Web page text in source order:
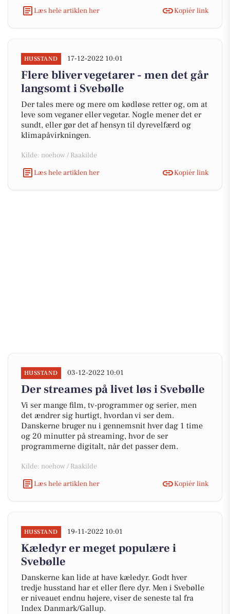
Læs hele artiklen her
Kopiér link
HUSSTAND 17-12-2022 10:01
Flere bliver vegetarer - men det går
langsomt i Svebølle
Der tales mere og mere om kødløse retter og, om at
leve som veganer eller vegetar. Nogle mener det er
sundt, eller gør det af hensyn til dyrevelfærd og
klimapåvirkningen.
Kilde: noehow / Raakilde
Læs hele artiklen her
Kopiér link
HUSSTAND 03-12-2022 10:01
Der streames på livet løs i Svebølle
Vi ser mange film, tv-programmer og serier, men
det ændrer sig hurtigt, hvordan vi ser dem.
Danskerne bruger nu i gennemsnit hver dag 1 time
og 20 minutter på streaming, hvor de ser
programmerne digitalt, når det passer dem.
Kilde: noehow / Raakilde
Læs hele artiklen her
Kopiér link
HUSSTAND 19-11-2022 10:01
Kæledyr er meget populære i
Svebølle
Danskerne kan lide at have kæledyr. Godt hver
tredje husstand har et eller flere dyr. Men i Svebølle
er niveauet endnu højere, viser de seneste tal fra
Index Danmark/Gallup.